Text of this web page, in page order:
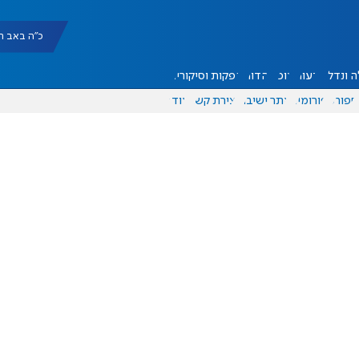
כ"ה באב תשפ"ו
ונדל"ן דעות אוכל יהדות הפקות וסיקורים
ספורט פורומים אתר ישיבה יצירת קשר עוד